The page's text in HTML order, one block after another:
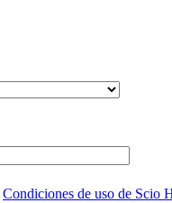
Condiciones de uso de Scio